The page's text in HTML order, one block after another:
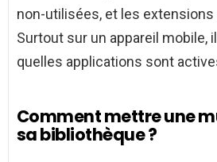
non-utilisées, et les extensions
Surtout sur un appareil mobile,
quelles applications sont
Comment mettre une
sa bibliothèque ?